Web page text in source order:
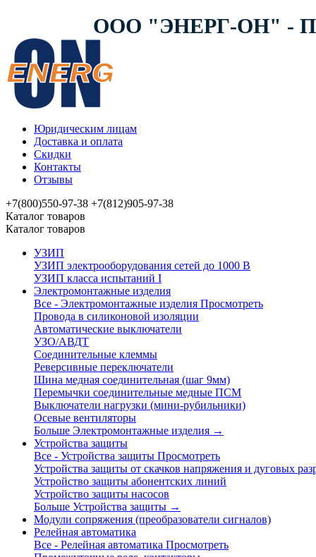
ООО "ЭНЕРГ-ОН" -
Юридическим лицам
Доставка и оплата
Скидки
Контакты
Отзывы
+7(800)550-97-38 +7(812)905-97-38
Каталог товаров
Каталог товаров
УЗИП
УЗИП электрооборудования сетей до 1000 В
УЗИП клaссa испытаний I
Электромонтажные изделия
Все - Электромонтажные изделия Просмотреть
Провода в силиконовой изоляции
Автоматические выключатели
УЗО/АВДТ
Соединительные клеммы
Реверсивные переключатели
Шина медная соединительная (шаг 9мм)
Перемычки соединительные медные ПСМ
Выключатели нагрузки (мини-рубильники)
Осевые вентиляторы
Больше Электромонтажные изделия →
Устройства защиты
Все - Устройства защиты Просмотреть
Устройства защиты от скачков напряжения и дуговых
Устройство защиты абонентских линий
Устройство защиты насосов
Больше Устройства защиты →
Модули сопряжения (преобразователи сигналов)
Релейная автоматика
Все - Релейная автоматика Просмотреть